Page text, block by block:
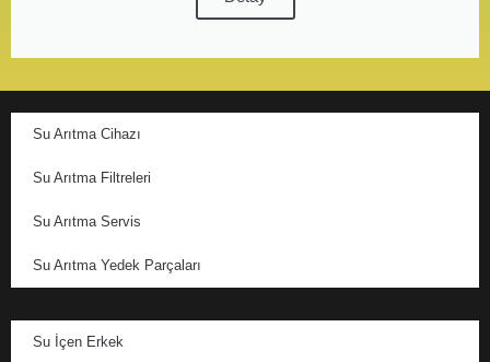
Su Arıtma Cihazı
Su Arıtma Filtreleri
Su Arıtma Servis
Su Arıtma Yedek Parçaları
Su İçen Erkek